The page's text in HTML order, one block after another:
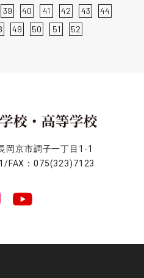
39 40 41 42 43
44
49 50 51 52
岡京市調子一丁目1-1
FAX：075(323)7123